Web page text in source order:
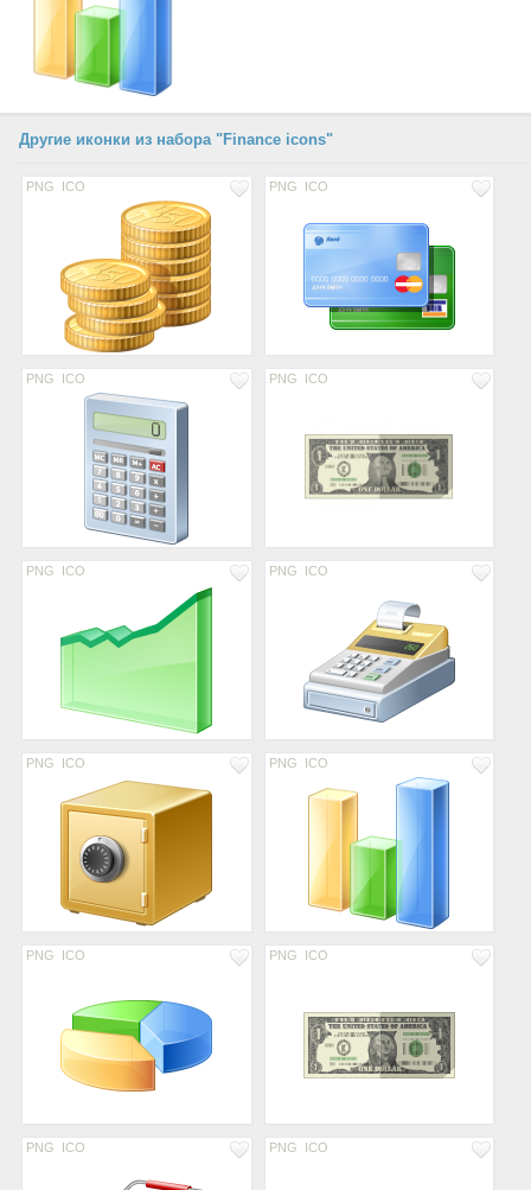
Другие иконки из набора "Finance icons"
PNG ICO PNG ICO
PNG ICO PNG ICO
PNG ICO PNG ICO
PNG ICO PNG ICO
PNG ICO PNG ICO
PNG ICO PNG ICO